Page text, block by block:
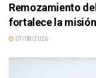
Remozamiento
fortalece la
07/08/2026